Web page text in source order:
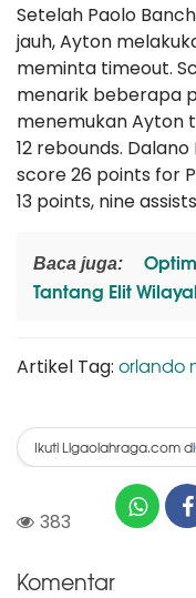
Setelah Paolo
jauh, Ayton
meminta timeout.
menarik beberapa
menemukan Ayton
12 rebounds.
score 26 points for
13 points, nine
Baca juga:
Tantang Elit
Artikel Tag: orlando
Ikuti Ligaolahraga.com di
383
Komentar